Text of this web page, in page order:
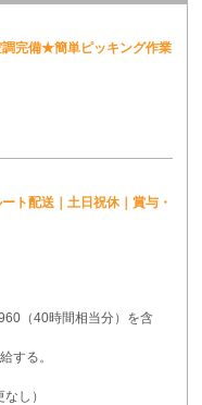
完備★簡単ピッキング作業
ト配送｜土日祝休｜賞与・
（40時間相当分）を含
する。
し）